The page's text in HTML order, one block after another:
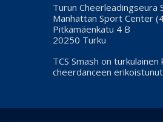
Turun Cheerleadingseura
Manhattan Sport Center
Pitkämäenkatu 4 B
20250 Turku
TCS Smash on
cheerdanceen